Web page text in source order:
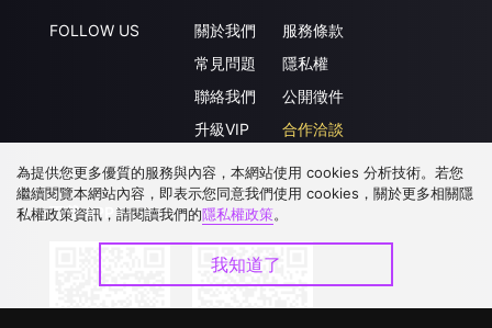
FOLLOW US
關於我們
常見問題
聯絡我們
升級VIP
服務條款
隱私權
公開徵件
合作洽談
下載 APP
為提供您更多優質的服務與內容，本網站使用 cookies 分析技術。若您
繼續閱覽本網站內容，即表示您同意我們使用 cookies，關於更多相關隱
私權政策資訊，請閱讀我們的隱私權政策。
我知道了